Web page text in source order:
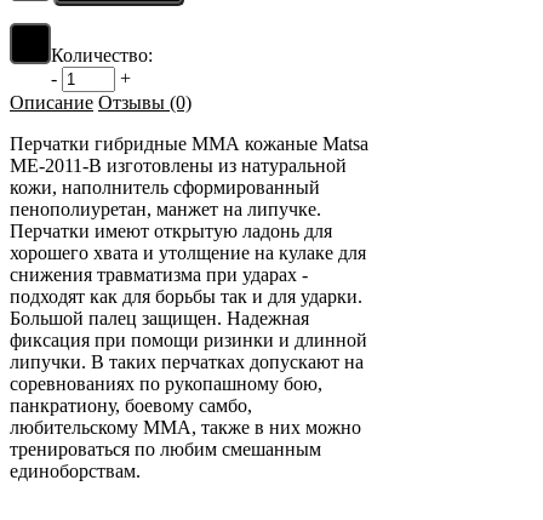
Количество:
-
+
Описание Отзывы (0)
Перчатки гибридные ММА кожаные Matsa
ME-2011-B изготовлены из натуральной
кожи, наполнитель сформированный
пенополиуретан, манжет на липучке.
Перчатки имеют открытую ладонь для
хорошего хвата и утолщение на кулаке для
снижения травматизма при ударах -
подходят как для борьбы так и для ударки.
Большой палец защищен. Надежная
фиксация при помощи ризинки и длинной
липучки. В таких перчатках допускают на
соревнованиях по рукопашному бою,
панкратиону, боевому самбо,
любительскому ММА, также в них можно
тренироваться по любим смешанным
единоборствам.